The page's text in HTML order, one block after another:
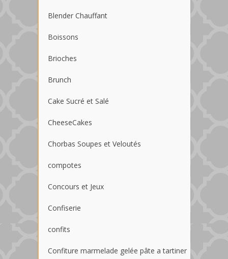
Blender Chauffant
Boissons
Brioches
Brunch
Cake Sucré et Salé
CheeseCakes
Chorbas Soupes et Veloutés
compotes
Concours et Jeux
Confiserie
confits
Confiture marmelade gelée pâte a tartiner